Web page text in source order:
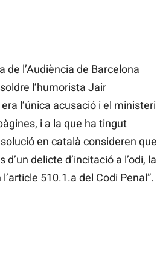
l’Audiència de Barcelona
l’humorista Jair
l’única acusació i el ministeri
i a la que ha tingut
en català consideren que
delicte d’incitació a l’odi, la
510.1.a del Codi Penal”.